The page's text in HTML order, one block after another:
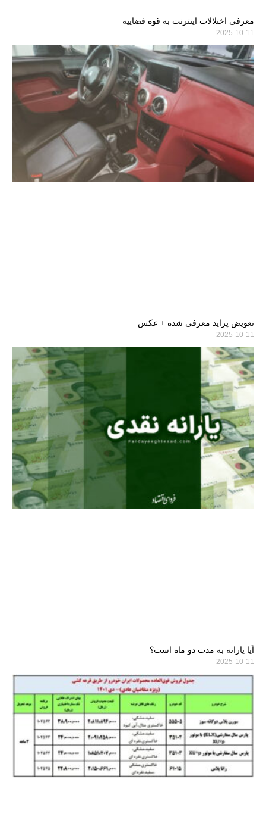
معرفی اختلالات اینترنت به قوه قضاییه
2025-10-11
تعویض پراید معرفی شده + عکس
2025-10-11
آیا یارانه به مدت دو ماه است؟
2025-10-11